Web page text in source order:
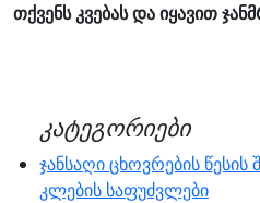
თქვენს კვებას და იყავით
კატეგორიები
ჯანსაღი ცხოვრების
კლების საფუძვლები